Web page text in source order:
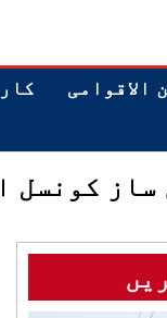
الاقوامی
کے لیے